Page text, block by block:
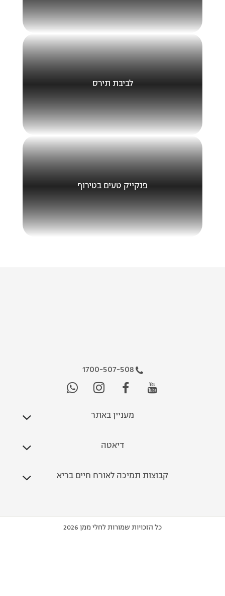
לביבת תירס
פנקייק טעים בטירוף
1700-507-508
מעניין באתר
דיאטה
קבוצות תמיכה לאורח חיים בריא
כל הזכויות שמורות לחלי ממן 2026